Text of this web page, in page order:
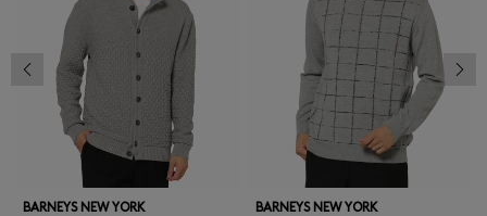
BARNEYS NEW YORK BARNEYS NEW YORK
前の画像